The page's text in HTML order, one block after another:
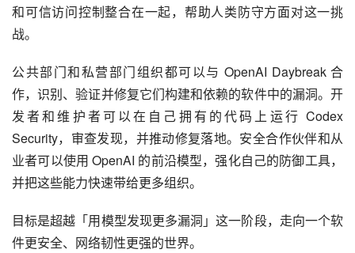
和可信访问控制整合在一起，帮助人类防守方面对这一挑
战。
公共部门和私营部门组织都可以与 OpenAI Daybreak 合
作，识别、验证并修复它们构建和依赖的软件中的漏洞。开
发者和维护者可以在自己拥有的代码上运行 Codex
Security，审查发现，并推动修复落地。安全合作伙伴和从
业者可以使用 OpenAI 的前沿模型，强化自己的防御工具，
并把这些能力快速带给更多组织。
目标是超越「用模型发现更多漏洞」这一阶段，走向一个软
件更安全、网络韧性更强的世界。